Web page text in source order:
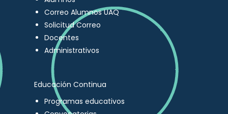
Correo Alumnos UAQ
Solicitud Correo
Docentes
Administrativos
Educación Continua
Programas educativos